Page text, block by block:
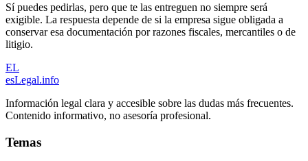
Sí puedes pedirlas, pero que te las entreguen no siempre será
exigible. La respuesta depende de si la empresa sigue obligada a
conservar esa documentación por razones fiscales, mercantiles o de
litigio.
EL
esLegal.info
Información legal clara y accesible sobre las dudas más frecuentes.
Contenido informativo, no asesoría profesional.
Temas